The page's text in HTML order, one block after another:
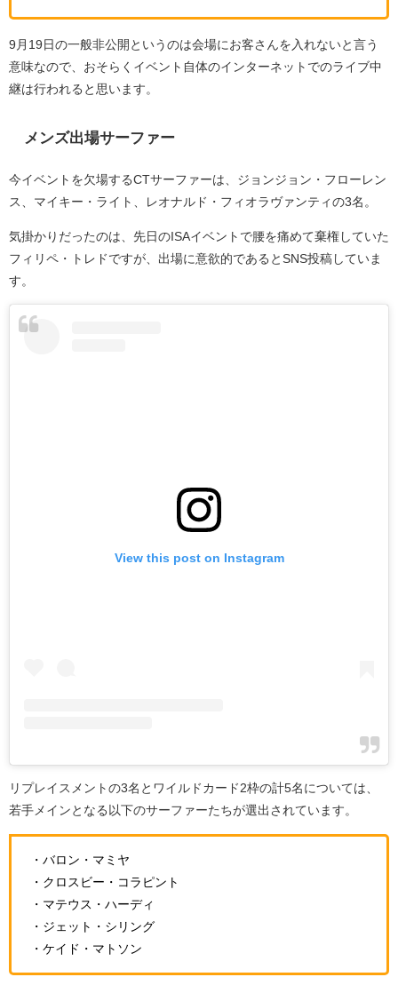
9月19日の一般非公開というのは会場にお客さんを入れないと言う
意味なので、おそらくイベント自体のインターネットでのライブ中
継は行われると思います。
メンズ出場サーファー
今イベントを欠場するCTサーファーは、ジョンジョン・フローレン
ス、マイキー・ライト、レオナルド・フィオラヴァンティの3名。
気掛かりだったのは、先日のISAイベントで腰を痛めて棄権していた
フィリペ・トレドですが、出場に意欲的であるとSNS投稿していま
す。
View this post on Instagram
リプレイスメントの3名とワイルドカード2枠の計5名については、
若手メインとなる以下のサーファーたちが選出されています。
・バロン・マミヤ
・クロスビー・コラピント
・マテウス・ハーディ
・ジェット・シリング
・ケイド・マトソン